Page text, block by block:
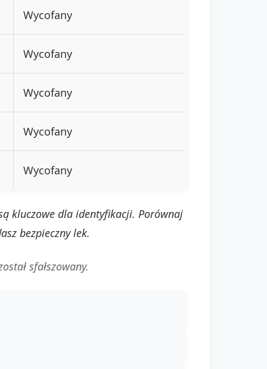
Wycofany
Wycofany
Wycofany
Wycofany
Wycofany
kluczowe dla identyfikacji. Porównaj
bezpieczny lek.
sfałszowany.